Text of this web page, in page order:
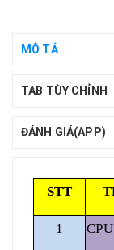
MÔ TẢ
TAB TÙY CHỈNH
ĐÁNH GIÁ(APP)
STT
1 CPU